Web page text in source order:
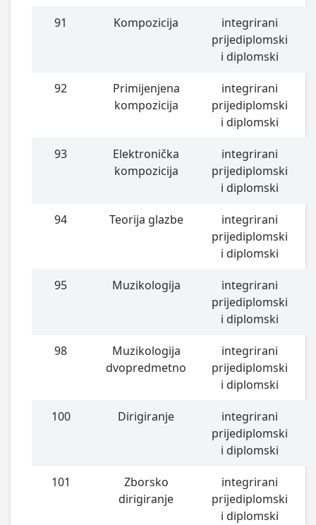
91 Kompozicija
integrirani
prijediplomski
i diplomski
92
Primijenjena
kompozicija
integrirani
prijediplomski
i diplomski
93
Elektronička
kompozicija
integrirani
prijediplomski
i diplomski
94 Teorija glazbe
integrirani
prijediplomski
i diplomski
95 Muzikologija
integrirani
prijediplomski
i diplomski
98
Muzikologija
dvopredmetno
integrirani
prijediplomski
i diplomski
100 Dirigiranje
integrirani
prijediplomski
i diplomski
101
Zborsko
dirigiranje
integrirani
prijediplomski
i diplomski